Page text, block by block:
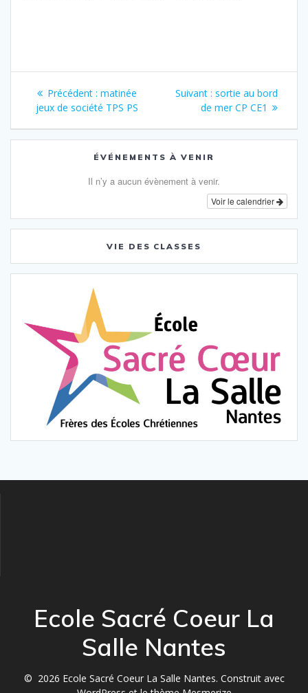
Navigation
de
l’article
Précédent : Article
précédent
matinée
jeux de société TPS PS
Suivant : Article
suivant
sortie au bord
de mer CP CE1
ÉVÉNEMENTS À VENIR
Il n’y a aucun évènement à venir.
Voir le calendrier
VIE DES CLASSES
Ecole Sacré Coeur La
Salle Nantes
© 2026 Ecole Sacré Coeur La Salle Nantes. Construit avec